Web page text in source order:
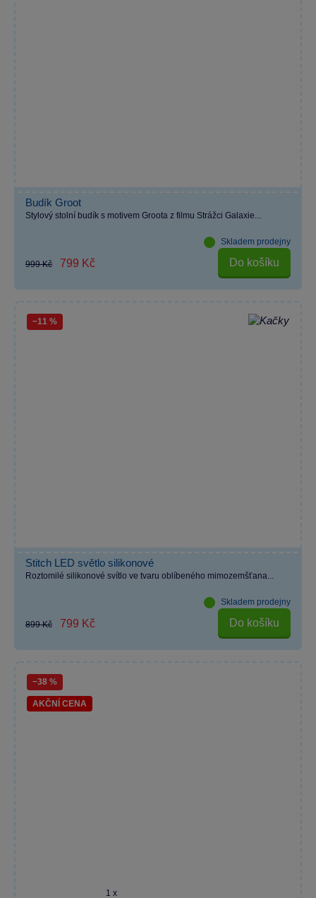
Budík Groot
Stylový stolní budík s motivem Groota z filmu Strážci Galaxie...
Skladem prodejny
999 Kč 799 Kč Do košíku
−11 %
Stitch LED světlo silikonové
Roztomilé silikonové svítlo ve tvaru oblíbeného mimozemšťana...
Skladem prodejny
899 Kč 799 Kč Do košíku
−38 %
AKČNÍ CENA
1 x